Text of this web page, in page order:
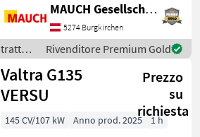
Assale anteriore sospeso -
Impianto idraulico
anteriore - Presa di forza
anteriore - Impianto
MAUCH Gesellschaft m.b.H. & Co.KG
5274 Burgkirchen
trattori
/ Valtra
Rivenditore Premium Gold
Valtra G135
VERSU
Prezzo
su
richiesta
145 CV/107 kW Anno prod. 2025
1 h